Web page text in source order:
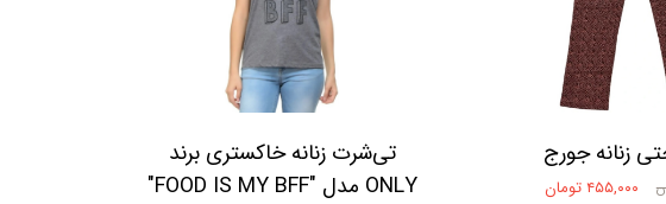
زنانه جورج
۴۵۵,۰۰۰ تومان
تی‌شرت زنانه خاکستری برند
ONLY مدل "FOOD IS MY BFF"